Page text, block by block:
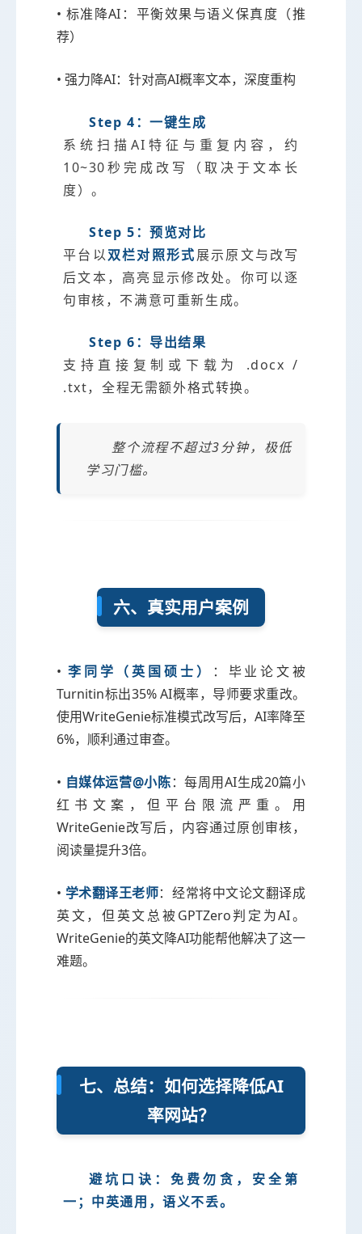
• 标准降AI：平衡效果与语义保真度（推
荐）
• 强力降AI：针对高AI概率文本，深度重构
Step 4：一键生成
系统扫描AI特征与重复内容，约
10~30秒完成改写（取决于文本长
度）。
Step 5：预览对比
平台以双栏对照形式展示原文与改写
后文本，高亮显示修改处。你可以逐
句审核，不满意可重新生成。
Step 6：导出结果
支持直接复制或下载为 .docx /
.txt，全程无需额外格式转换。
整个流程不超过3分钟，极低
学习门槛。
六、真实用户案例
• 李同学（英国硕士）
：毕业论文被
Turnitin标出35% AI概率，导师要求重改。
使用WriteGenie标准模式改写后，AI率降至
6%，顺利通过审查。
• 自媒体运营@小陈：每周用AI生成20篇小
红书文案，但平台限流严重。用
WriteGenie改写后，内容通过原创审核，
阅读量提升3倍。
• 学术翻译王老师：经常将中文论文翻译成
英文，但英文总被GPTZero判定为AI。
WriteGenie的英文降AI功能帮他解决了这一
难题。
七、总结：如何选择降低AI
率网站？
避坑口诀：免费勿贪，安全第
一；中英通用，语义不丢。